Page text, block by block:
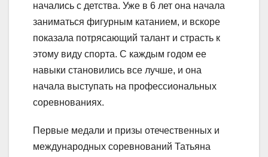
начались с детства. Уже в 6 лет она начала
заниматься фигурным катанием, и вскоре
показала потрясающий талант и страсть к
этому виду спорта. С каждым годом ее
навыки становились все лучше, и она
начала выступать на профессиональных
соревнованиях.
Первые медали и призы отечественных и
международных соревнований Татьяна